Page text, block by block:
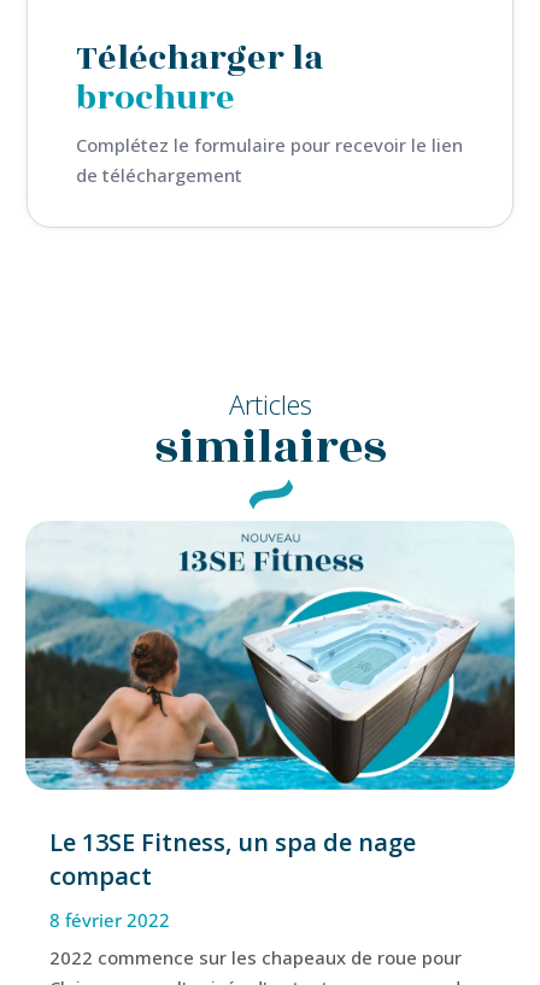
Télécharger la
brochure
Complétez le formulaire pour recevoir le lien
de téléchargement
Articles
similaires
Le 13SE Fitness, un spa de nage
compact
8 février 2022
2022 commence sur les chapeaux de roue pour